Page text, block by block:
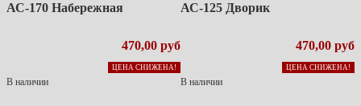
АС-170 Набережная
470,00 руб
ЦЕНА СНИЖЕНА!
В наличии
АС-125 Дворик
470,00 руб
ЦЕНА СНИЖЕНА!
В наличии